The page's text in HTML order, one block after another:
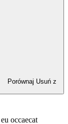
Porównaj Usuń z
occaecat